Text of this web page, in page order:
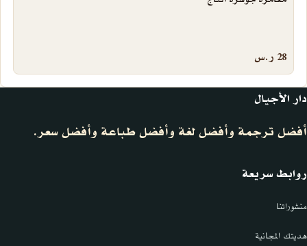
28 ر.س
دار الأجيال
أفضل ترجمة وأفضل لغة وأفضل طباعة وأفضل سعر.
روابط سريعة
منشوراتنا
هديتك المجانية